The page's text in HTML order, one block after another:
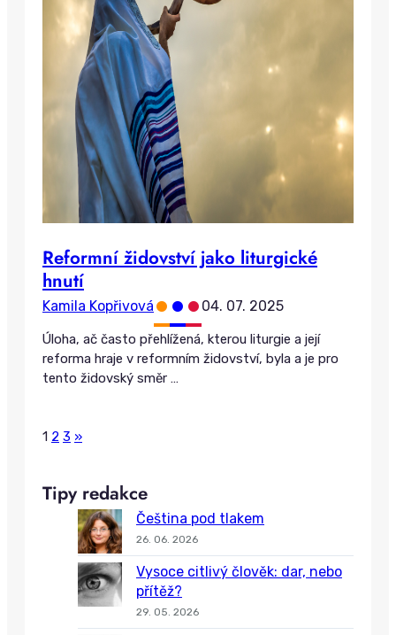
Reformní židovství jako liturgické
hnutí
Kamila Kopřivová ••• 04. 07. 2025
Úloha, ač často přehlížená, kterou liturgie a její
reforma hraje v reformním židovství, byla a je pro
tento židovský směr …
P
s
t
1 2 3 N
t
P
o
s
t
s
»
Tipy redakce
Čeština pod tlakem
26. 06. 2026
Vysoce citlivý člověk: dar, nebo
přítěž?
29. 05. 2026